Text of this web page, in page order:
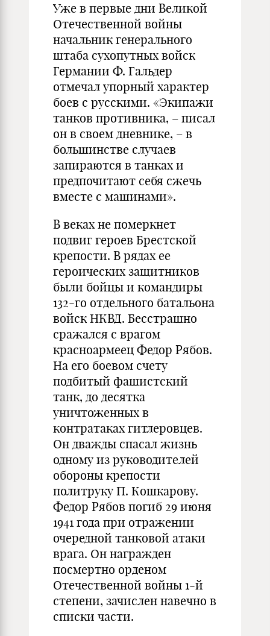
Уже в первые дни Великой
Отечественной войны
начальник генерального
штаба сухопутных войск
Германии Ф. Гальдер
отмечал упорный характер
боев с русскими. «Экипажи
танков противника, – писал
он в своем дневнике, – в
большинстве случаев
запираются в танках и
предпочитают себя сжечь
вместе с машинами».
В веках не померкнет
подвиг героев Брестской
крепости. В рядах ее
героических защитников
были бойцы и командиры
132-го отдельного батальона
войск НКВД. Бесстрашно
сражался с врагом
красноармеец Федор Рябов.
На его боевом счету
подбитый фашистский
танк, до десятка
уничтоженных в
контратаках гитлеровцев.
Он дважды спасал жизнь
одному из руководителей
обороны крепости
политруку П. Кошкарову.
Федор Рябов погиб 29 июня
1941 года при отражении
очередной танковой атаки
врага. Он награжден
посмертно орденом
Отечественной войны 1-й
степени, зачислен навечно в
списки части.